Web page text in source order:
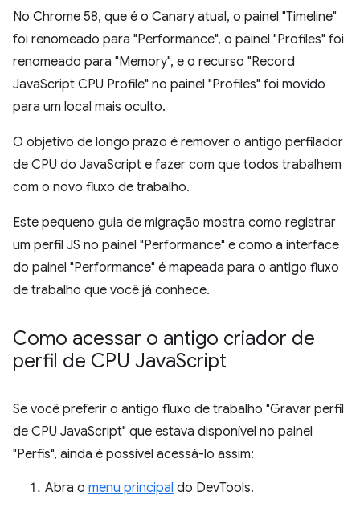
No Chrome 58, que é o Canary atual, o painel "Timeline"
foi renomeado para "Performance", o painel "Profiles" foi
renomeado para "Memory", e o recurso "Record
JavaScript CPU Profile" no painel "Profiles" foi movido
para um local mais oculto.
O objetivo de longo prazo é remover o antigo perfilador
de CPU do JavaScript e fazer com que todos trabalhem
com o novo fluxo de trabalho.
Este pequeno guia de migração mostra como registrar
um perfil JS no painel "Performance" e como a interface
do painel "Performance" é mapeada para o antigo fluxo
de trabalho que você já conhece.
Como acessar o antigo criador de
perfil de CPU JavaScript
Se você preferir o antigo fluxo de trabalho "Gravar perfil
de CPU JavaScript" que estava disponível no painel
"Perfis", ainda é possível acessá-lo assim:
Abra o menu principal do DevTools.